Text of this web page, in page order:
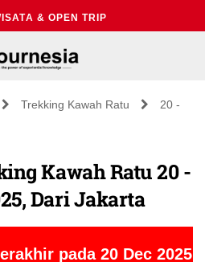
& OPEN TRIP
Trekking Kawah Ratu
20 -
Kawah Ratu 20 -
Dari Jakarta
pada 20 Dec 2025